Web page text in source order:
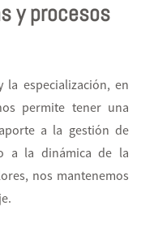
y procesos
especialización, en
permite tener una
a la gestión de
a la dinámica de la
nos mantenemos